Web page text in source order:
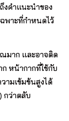
งคำแนะนำของ
พาะที่กำหนดไว้
มาก และอาจติด
หน้ากากที่ใช้กับ
ามเข้มข้นสูงได้
กว่าตลับ